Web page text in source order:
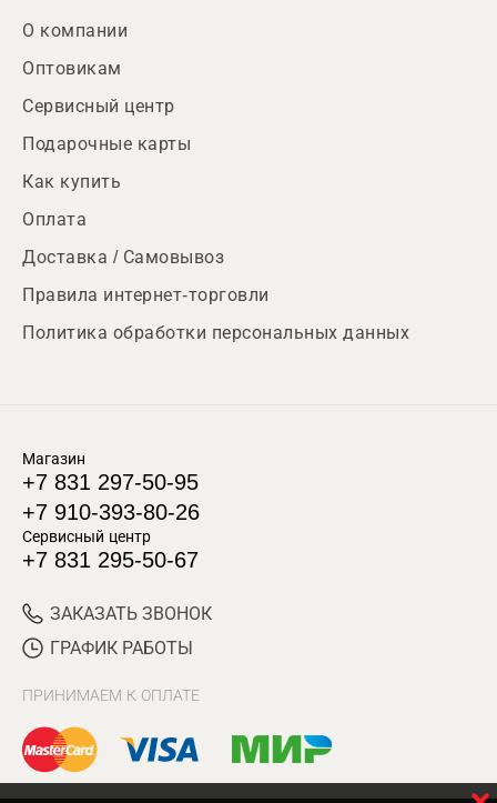
О компании
Оптовикам
Сервисный центр
Подарочные карты
Как купить
Оплата
Доставка / Самовывоз
Правила интернет-торговли
Политика обработки персональных данных
Магазин
+7 831 297-50-95
+7 910-393-80-26
Сервисный центр
+7 831 295-50-67
ЗАКАЗАТЬ ЗВОНОК
ГРАФИК РАБОТЫ
ПРИНИМАЕМ К ОПЛАТЕ